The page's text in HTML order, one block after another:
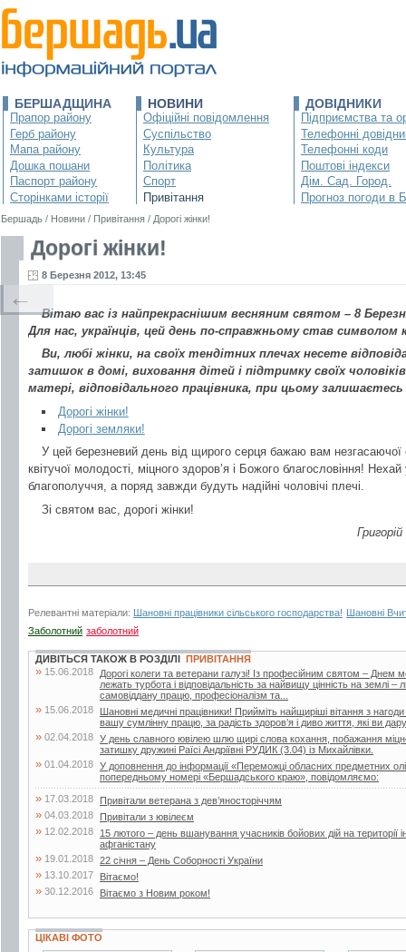
БЕРШАДЩИНА
Прапор району
Герб району
Мапа району
Дошка пошани
Паспорт району
Сторінками історії
НОВИНИ
Офіційні повідомлення
Суспільство
Культура
Політика
Спорт
Привітання
ДОВІДНИКИ
Підприємства та
Телефонні
Телефонні коди
Поштові індекси
Дім. Сад. Город.
Прогноз погоди в
Бершадь / Новини / Привітання / Дорогі жінки!
Дорогі жінки!
8 Березня 2012, 13:45
Вітаю вас із найпрекраснішим весняним святом – 8
Для нас, українців, цей день по-справжньому став символом
Ви, любі жінки, на своїх тендітних плечах несете
затишок в домі, виховання дітей і підтримку своїх
матері, відповідального працівника, при цьому
Дорогі жінки!
Дорогі земляки!
У цей березневий день від щирого серця бажаю вам незгасаючої
квітучої молодості, міцного здоров’я і Божого благословіння!
благополуччя, а поряд завжди будуть надійні чоловічі плечі.
Зі святом вас, дорогі жінки!
Релевантні матеріали: Шановні працівники сільського господарства! Шановні
Заболотний заболотний
←
ДИВІТЬСЯ ТАКОЖ В РОЗДІЛІ ПРИВІТАННЯ
» 15.06.2018
Дорогі колеги та ветерани галузі! Із професійним святом –
лежать турбота і відповідальність за найвищу цінність на землі
самовіддану працю, професіоналізм та...
» 15.06.2018
Шановні медичні працівники! Прийміть найщиріші вітання з
вашу сумлінну працю, за радість здоров’я і диво життя, які ви
» 02.04.2018 У день славного ювілею шлю щирі слова кохання, побажання
затишку дружині Раїсі Андріївні РУДИК (3.04) із Михайлівки.
» 01.04.2018 У доповнення до інформації «Переможці обласних предметних
попередньому номері «Бершадського краю», повідомляємо:
» 17.03.2018 Привітали ветерана з дев’яносторіччям
» 04.03.2018 Привітали з ювілеєм
» 12.02.2018
15 лютого – день вшанування учасників бойових дій на території
афганістану
» 19.01.2018 22 січня – День Соборності України
» 13.10.2017 Вітаємо!
» 30.12.2016 Вітаємо з Новим роком!
ЦІКАВІ ФОТО